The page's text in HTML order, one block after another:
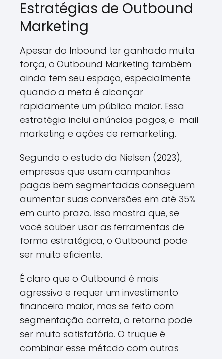
Estratégias de Outbound
Marketing
Apesar do Inbound ter ganhado muita
força, o Outbound Marketing também
ainda tem seu espaço, especialmente
quando a meta é alcançar
rapidamente um público maior. Essa
estratégia inclui anúncios pagos, e-mail
marketing e ações de remarketing.
Segundo o estudo da Nielsen (2023),
empresas que usam campanhas
pagas bem segmentadas conseguem
aumentar suas conversões em até 35%
em curto prazo. Isso mostra que, se
você souber usar as ferramentas de
forma estratégica, o Outbound pode
ser muito eficiente.
É claro que o Outbound é mais
agressivo e requer um investimento
financeiro maior, mas se feito com
segmentação correta, o retorno pode
ser muito satisfatório. O truque é
combinar esse método com outras